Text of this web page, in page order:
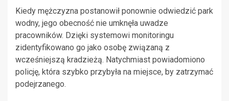
Kiedy mężczyzna postanowił ponownie odwiedzić park
wodny, jego obecność nie umknęła uwadze
pracowników. Dzięki systemowi monitoringu
zidentyfikowano go jako osobę związaną z
wcześniejszą kradzieżą. Natychmiast powiadomiono
policję, która szybko przybyła na miejsce, by zatrzymać
podejrzanego.